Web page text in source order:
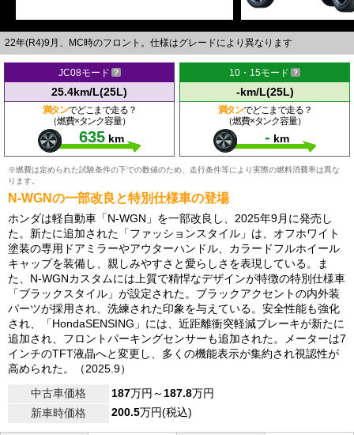
22年(R4)9月、MC時のフロント。仕様はグレードにより異なります
JC08モード
25.4km/L(25L)
満タンでどこまで走る？
（燃費×タンク容量）
635 km
10・15モード
-km/L(25L)
満タンでどこまで走る？
（燃費×タンク容量）
- km
※燃費は定められた試験条件の下での数値のため、走行条件等により実際の燃料消費率は異な
ります。
N-WGNの一部改良と特別仕様車の登場
ホンダは軽自動車「N-WGN」を一部改良し、2025年9月に発売し
た。新たに追加された「ファッションスタイル」は、オフホワイト
塗装の専用ドアミラーやアウターハンドル、カラードフルホイール
キャップを装備し、親しみやすさと愛らしさを表現している。ま
た、N-WGNカスタムには上質で精悍なデザインが特徴の特別仕様車
「ブラックスタイル」が設定された。ブラックアクセントの内外装
パーツが採用され、洗練された印象を与えている。安全性能も強化
され、「HondaSENSING」には、近距離衝突軽減ブレーキが新たに
追加され、フロントパーキングセンサーも追加された。メーターは7
インチのTFT液晶へと変更し、多くの機能表示が集約され視認性が
高められた。（2025.9）
中古車価格
187万円～187.8万円
新車時価格
200.5万円(税込)